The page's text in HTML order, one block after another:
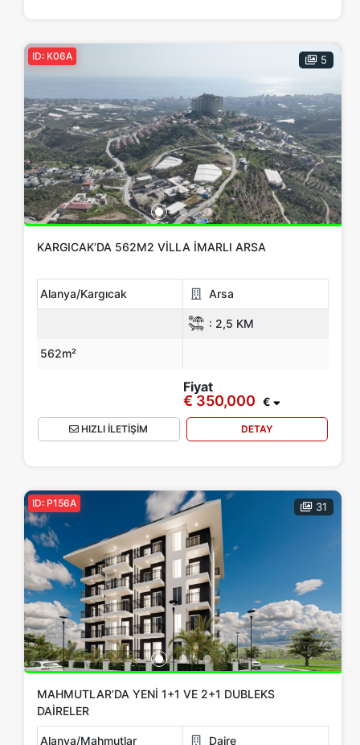
5
ID: K06A
KARGICAK’DA 562M2 VILLA İMARLI ARSA
Alanya/Kargıcak Arsa
: 2,5 KM
562m²
Fiyat
€ 350,000 €
HIZLI İLETİŞİM DETAY
31
ID: P156A
MAHMUTLAR’DA YENI 1+1 VE 2+1 DUBLEKS
DAIRELER
Alanya/Mahmutlar Daire